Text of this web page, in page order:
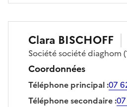
Clara BISCHOFF
Sociétésociété diaghom
Coordonnées
Téléphone principal:07
Téléphone secondaire: